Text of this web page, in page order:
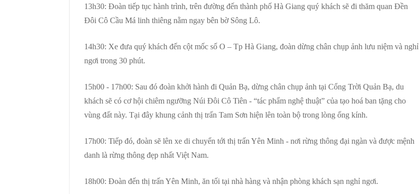
13h30: Đoàn tiếp tục hành trình, trên đường đến thành phố Hà Giang quý khách sẽ đi thăm quan Đền
Đôi Cô Cầu Má linh thiêng nằm ngay bên bờ Sông Lô.
14h30: Xe đưa quý khách đến cột mốc số O – Tp Hà Giang, đoàn dừng chân chụp ảnh lưu niệm và nghỉ
ngơi trong 30 phút.
15h00 - 17h00: Sau đó đoàn khởi hành đi Quản Bạ, dừng chân chụp ảnh tại Cổng Trời Quản Bạ, du
khách sẽ có cơ hội chiêm ngưỡng Núi Đôi Cô Tiên - “tác phẩm nghệ thuật” của tạo hoá ban tặng cho
vùng đất này. Tại đây khung cảnh thị trấn Tam Sơn hiện lên toàn bộ trong lòng ống kính.
17h00: Tiếp đó, đoàn sẽ lên xe di chuyển tới thị trấn Yên Minh - nơi rừng thông đại ngàn và được mệnh
danh là rừng thông đẹp nhất Việt Nam.
18h00: Đoàn đến thị trấn Yên Minh, ăn tối tại nhà hàng và nhận phòng khách sạn nghỉ ngơi.